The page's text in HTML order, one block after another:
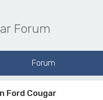
Forum
Forum
Ford Cougar